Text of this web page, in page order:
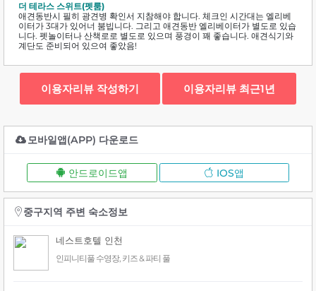
더 테라스 스위트(펫룸)
애견동반시 필히 광견병 확인서 지참해야 합니다. 체크인 시간대는 엘리베
이터가 3대가 있어너 붐빕니다. 그리고 애견동반 엘리베이터가 별도로 있습
니다. 펫놀이터나 산책로로 별도로 있으며 풍경이 꽤 좋습니다. 애견식기와
계단도 준비되어 있으여 좋았음!
이용자리뷰 작성하기 이용자리뷰 최근1년
모바일앱(APP) 다운로드
안드로이드앱 IOS앱
중구지역 주변 숙소정보
네스트호텔 인천
인피니티풀 수영장, 키즈 & 파티 풀